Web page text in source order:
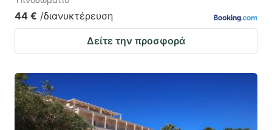
44 € /διανυκτέρευση
Δείτε την προσφορά